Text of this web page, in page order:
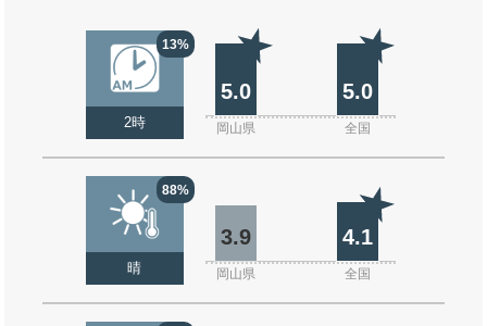
13%
2時
5.0 5.0
岡山県 全国
88%
晴
3.9 4.1
岡山県 全国